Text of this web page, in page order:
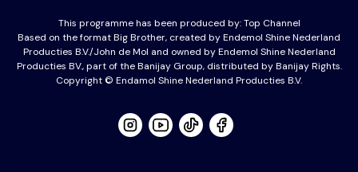
This programme has been produced by:Top Channel
Based on the format Big Brother, created by Endemol Shine Nederland
Producties B.V./John de Mol and owned by Endemol Shine Nederland
Producties BV., part of the Banijay Group, distributed by Banijay Rights.
Copyright © Endamol Shine Nederland Producties B.V.